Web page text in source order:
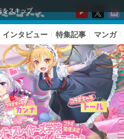
をスキップ
インタビュー 特集記事 マンガ